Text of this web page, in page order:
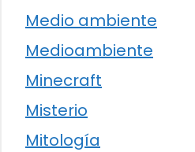
Medio ambiente
Medioambiente
Minecraft
Misterio
Mitología